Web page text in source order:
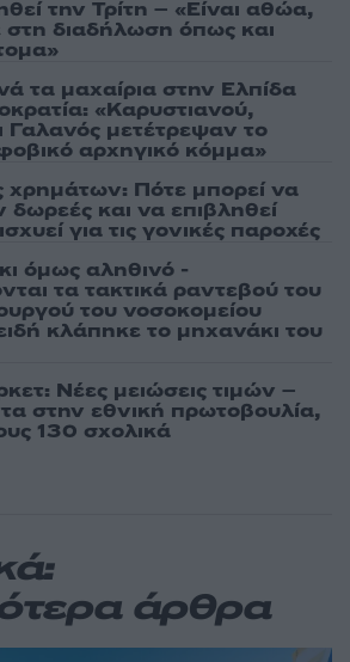
την Τρίτη – «Είναι αθώα,
στη διαδήλωση όπως και
τα μαχαίρια στην Ελπίδα
«Καρυστιανού,
Γαλανός μετέτρεψαν το
αρχηγικό κόμμα»
χρημάτων: Πότε μπορεί να
και να επιβληθεί
για τις γονικές παροχές
όμως αληθινό -
τα τακτικά ραντεβού του
του νοσοκομείου
κλάπηκε το μηχανάκι του
Νέες μειώσεις τιμών –
στην εθνική πρωτοβουλία,
130 σχολικά
άρθρα